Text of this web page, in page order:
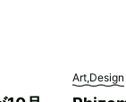
Art,Design